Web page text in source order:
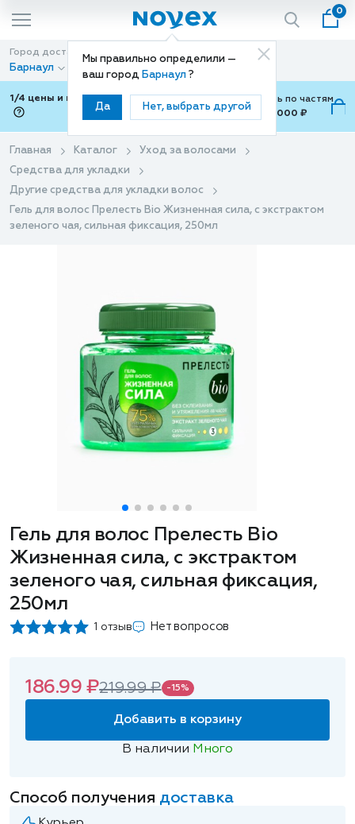
Мы правильно определили —
ваш город Барнаул ?
Да Нет, выбрать другой
0
Город доставки
Барнаул
Способ доставки
Доставка
1/4 цены и покупки ваши с Подели
Можно оплатить по частям
от 700 ₽ до 15,000 ₽
Главная Каталог
Уход за волосами
Средства для укладки
Другие средства для укладки волос
Гель для волос Прелесть Bio Жизненная сила, с экстрактом
зеленого чая, сильная фиксация, 250мл
Гель для волос Прелесть Bio
Жизненная сила, с экстрактом
зеленого чая, сильная фиксация,
250мл
1 отзыв Нет вопросов
186.99 ₽219.99 ₽ -15%
Добавить в корзину
В наличии Много
Способ получения доставка